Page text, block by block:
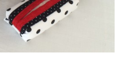
jk-laguna@seznam.cz